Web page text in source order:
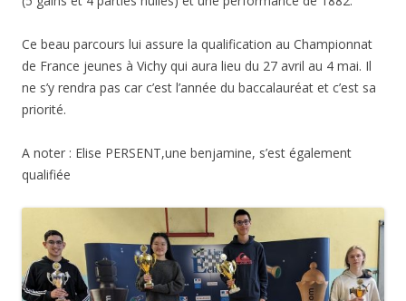
Ce beau parcours lui assure la qualification au Championnat
de France jeunes à Vichy qui aura lieu du 27 avril au 4 mai. Il
ne s’y rendra pas car c’est l’année du baccalauréat et c’est sa
priorité.
A noter : Elise PERSENT,une benjamine, s’est également
qualifiée